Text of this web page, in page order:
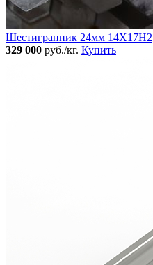
Шестигранник 24мм 14Х17Н2
329 000 руб./кг. Купить